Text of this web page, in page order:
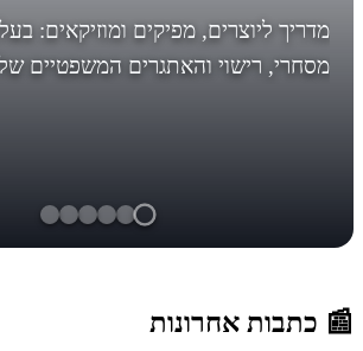
מדריך ליוצרים, מפיקים ומוזיקאים:
מסחרי, רישוי והאתגרים המשפטיים
📰 כתבות אחרונות